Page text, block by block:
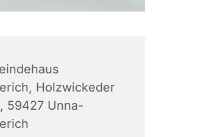
Holzwickeder
59427 Unna-